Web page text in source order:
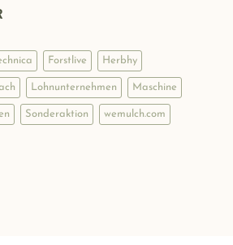
Leitfaden
zum
Mulchen
Forstlive Herbhy
Lohnunternehmen Maschine
Sonderaktion wemulch.com